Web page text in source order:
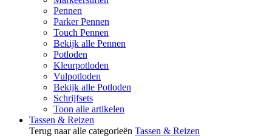
Pennen
Parker Pennen
Touch Pennen
Bekijk alle Pennen
Potloden
Kleurpotloden
Vulpotloden
Bekijk alle Potloden
Schrijfsets
Toon alle artikelen
Tassen & Reizen
Terug naar alle categorieën Tassen & Reizen